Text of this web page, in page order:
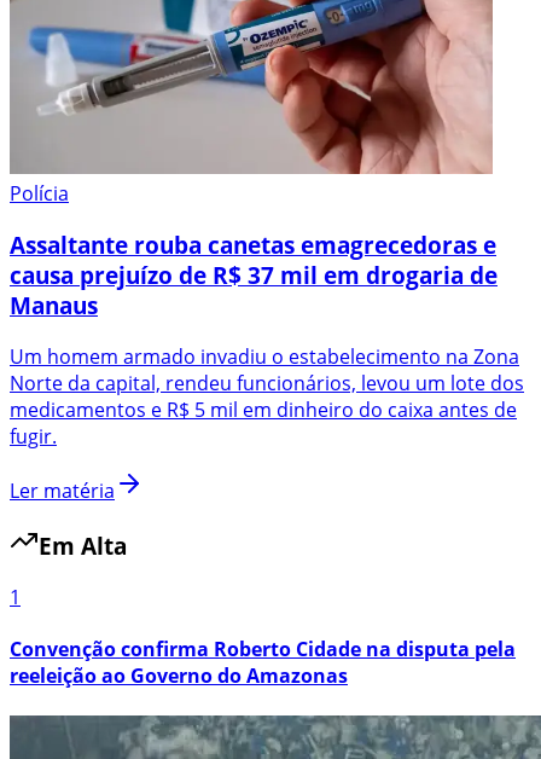
Polícia
Assaltante rouba canetas emagrecedoras e
causa prejuízo de R$ 37 mil em drogaria de
Manaus
Um homem armado invadiu o estabelecimento na Zona
Norte da capital, rendeu funcionários, levou um lote dos
medicamentos e R$ 5 mil em dinheiro do caixa antes de
fugir.
Ler matéria
Em Alta
1
Convenção confirma Roberto Cidade na disputa pela
reeleição ao Governo do Amazonas